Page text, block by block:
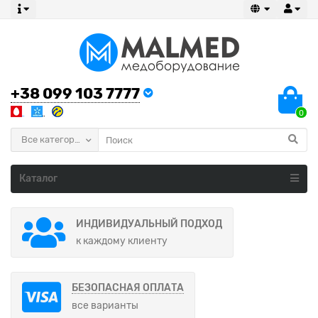
+38 099 103 7777
0
Все категории
Каталог
ИНДИВИДУАЛЬНЫЙ ПОДХОД
к каждому клиенту
БЕЗОПАСНАЯ ОПЛАТА
все варианты